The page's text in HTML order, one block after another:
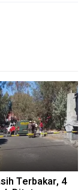
Terbakar, 4